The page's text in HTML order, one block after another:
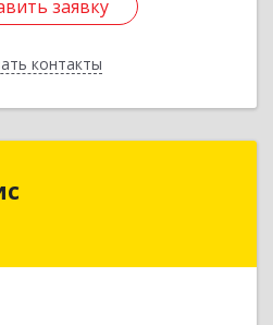
заявку
контакты
заявку
Назад